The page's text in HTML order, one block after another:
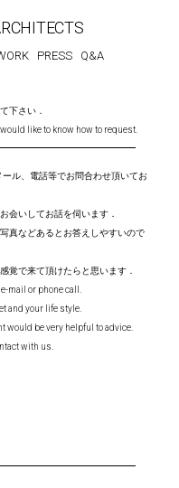
PRESS Q&A
下さい．
like to know how to request.
ル、電話等でお問合わせ頂いてお
会いしてお話を伺います．
真などあるとお答えしやすいので
覚で来て頂けたらと思います．
mail or phone call.
and your life style.
would be very helpful to advice.
with us.